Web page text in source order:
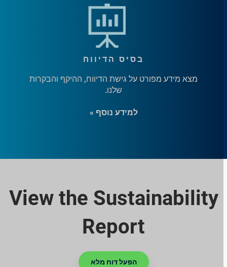
בסיס הדיווח
מצא מידע מפורט על גישת הדיווח, ההיקף והבקרות
שלנו.
למידע נוסף »
View the Sustainability
Report
הפעל דוח מלא